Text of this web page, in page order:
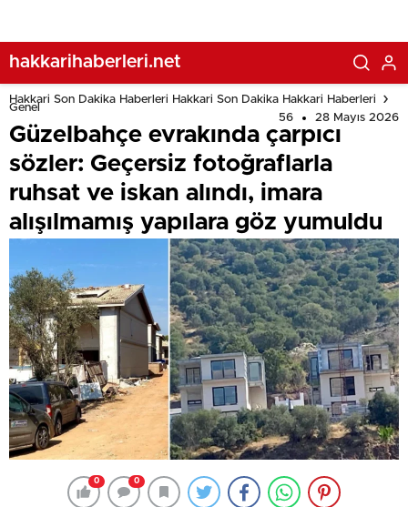
hakkarihaberleri.net
Hakkari Son Dakika Haberleri Hakkari Son Dakika Hakkari Haberleri
Genel
56
28 Mayıs 2026
Güzelbahçe evrakında çarpıcı
sözler: Geçersiz fotoğraflarla
ruhsat ve iskan alındı, imara
alışılmamış yapılara göz yumuldu
0 0